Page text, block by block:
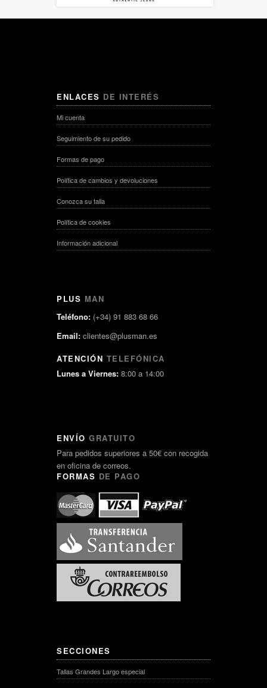
ENLACES DE INTERÉS
Mi cuenta
Seguimiento de su pedido
Formas de pago
Política de cambios y devoluciones
Conozca su talla
Política de cookies
Información adicional
PLUS MAN
Teléfono: (+34) 91 883 68 66
Email: clientes@plusman.es
ATENCIÓN TELEFÓNICA
Lunes a Viernes: 8:00 a 14:00
ENVÍO GRATUITO
Para pedidos superiores a 50€ con recogida
en oficina de correos.
FORMAS DE PAGO
SECCIONES
Tallas Grandes Largo especial